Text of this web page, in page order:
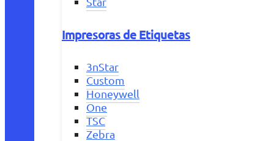
Impresoras de Etiquetas
3nStar
Custom
Honeywell
One
TSC
Zebra